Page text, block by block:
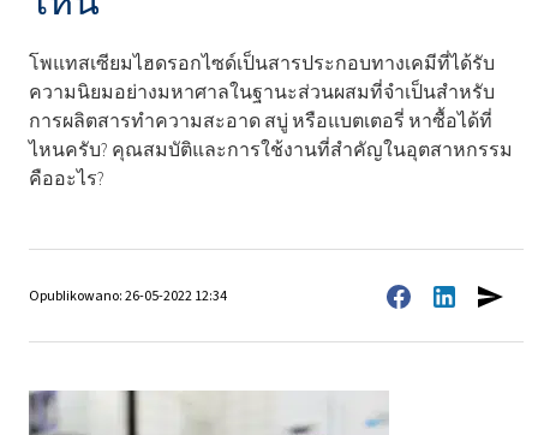
โพแทสเซียมไฮดรอกไซด์เป็นสารประกอบทางเคมีที่ได้รับ
ความนิยมอย่างมหาศาลในฐานะส่วนผสมที่จำเป็นสำหรับ
การผลิตสารทำความสะอาด สบู่ หรือแบตเตอรี่ หาซื้อได้ที่
ไหนครับ? คุณสมบัติและการใช้งานที่สำคัญในอุตสาหกรรม
คืออะไร?
Opublikowano: 26-05-2022 12:34